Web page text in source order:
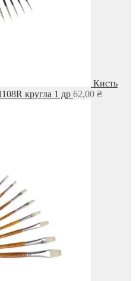
Кисть
кругла 1 др 62,00 ₴